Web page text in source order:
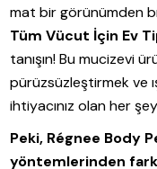
mat bir görünümden
Tüm Vücut İçin Ev
tanışın! Bu mucizevi
pürüzsüzleştirmek ve
ihtiyacınız olan her
Peki, Régnee Body
yöntemlerinden